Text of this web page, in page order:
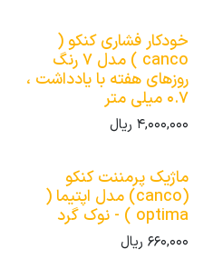
خودکار فشاری کنکو (
canco ) مدل 7 رنگ
روزهای هفته با یادداشت ،
0.7 میلی متر
4,000,000ریال
ماژیک پرمننت کنکو
(canco) مدل اپتیما (
optima ) - نوک گرد
660,000ریال